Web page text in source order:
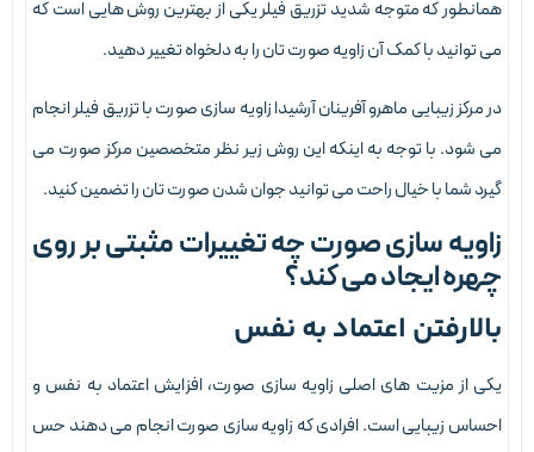
که متوجه شدید تزریق فیلر یکی از بهترین روش هایی است که
توانید با کمک آن زاویه صورت تان را به دلخواه تغییر دهید.
مرکز زیبایی ماهرو آفرینان آرشیدا زاویه سازی صورت با تزریق فیلر انجام
شود. با توجه به اینکه این روش زیر نظر متخصصین مرکز صورت می
شما با خیال راحت می توانید جوان شدن صورت تان را تضمین کنید.
سازی صورت چه تغییرات مثبتی بر روی
ایجاد می کند؟
اعتماد به نفس
از مزیت های اصلی زاویه سازی صورت، افزایش اعتماد به نفس و
زیبایی است. افرادی که زاویه سازی صورت انجام می دهند حس